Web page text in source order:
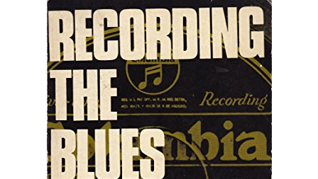
Kunst & Sammlerstücke
Verkäufer
Verkäufer werden
SCHLIESSEN